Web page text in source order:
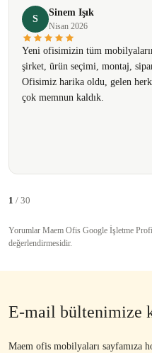
S
Sinem Işık
Nisan 2026
Yeni ofisimizin tüm
şirket, ürün seçimi, montaj,
Ofisimiz harika oldu, gelen
çok memnun kaldık.
1 / 30
Yorumlar Maem Ofis Google İşletme
değerlendirmesidir.
E-mail bültenimize
Maem ofis mobilyaları sayfamıza